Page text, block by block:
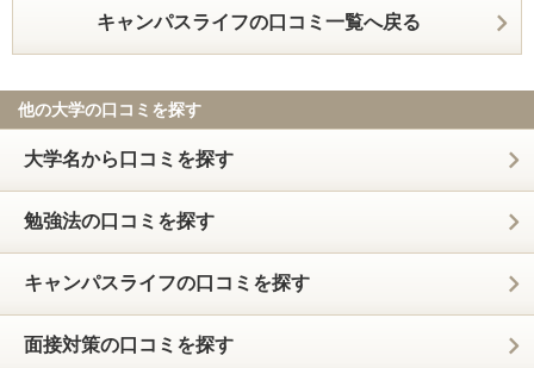
キャンパスライフの口コミ一覧へ戻る
他の大学の口コミを探す
大学名から口コミを探す
勉強法の口コミを探す
キャンパスライフの口コミを探す
面接対策の口コミを探す